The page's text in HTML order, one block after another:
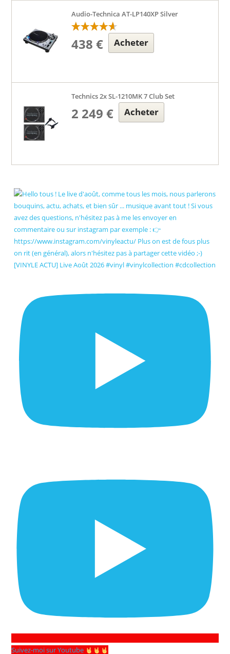
Audio-Technica AT-LP140XP Silver
438 € Acheter
Technics 2x SL-1210MK 7 Club Set
2 249 € Acheter
[VINYLE ACTU] Live Août 2026 #vinyl #vinylcollection #cdcollection
Suivez-moi sur Youtube